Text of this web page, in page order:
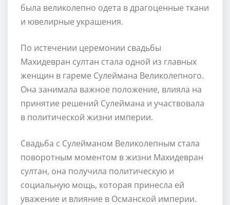
была великолепно одета в драгоценные ткани
и ювелирные украшения.
По истечении церемонии свадьбы
Махидевран султан стала одной из главных
женщин в гареме Сулеймана Великолепного.
Она занимала важное положение, влияла на
принятие решений Сулеймана и участвовала
в политической жизни империи.
Свадьба с Сулейманом Великолепным стала
поворотным моментом в жизни Махидевран
султан, она получила политическую и
социальную мощь, которая принесла ей
уважение и влияние в Османской империи.